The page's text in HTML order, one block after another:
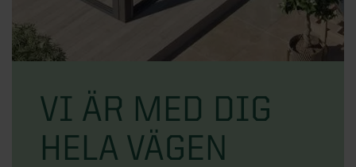
VI ÄR MED DIG
HELA VÄGEN